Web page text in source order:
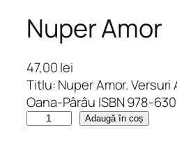
Nuper Amor
47,00lei
Titlu: Nuper Amor. Versuri
Oana-Pârâu ISBN 978-
Adaugă în coș